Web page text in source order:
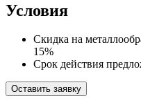
Условия
Скидка на
15%
Срок действия
Оставить заявку